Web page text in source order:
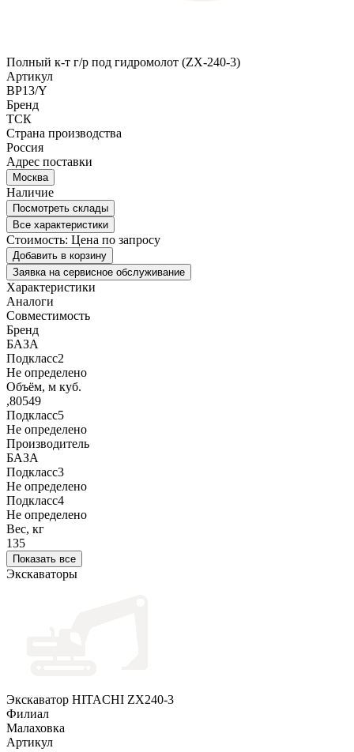
Полный к-т г/р под гидромолот (ZX-240-3)
Артикул
BP13/Y
Бренд
ТСК
Страна производства
Россия
Адрес поставки
Москва
Наличие
Посмотреть склады
Все характеристики
Стоимость: Цена по запросу
Добавить в корзину
Заявка на сервисное обслуживание
Характеристики
Аналоги
Совместимость
Бренд
БАЗА
Подкласс2
Не определено
Объём, м куб.
,80549
Подкласс5
Не определено
Производитель
БАЗА
Подкласс3
Не определено
Подкласс4
Не определено
Вес, кг
135
Показать все
Экскаваторы
Экскаватор HITACHI ZX240-3
Филиал
Малаховка
Артикул